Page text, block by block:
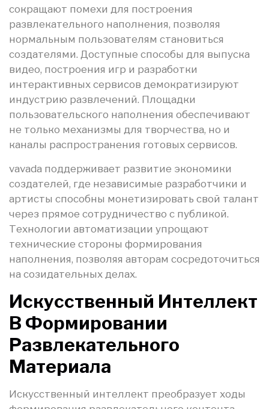
сокращают помехи для построения
развлекательного наполнения, позволяя
нормальным пользователям становиться
создателями. Доступные способы для выпуска
видео, построения игр и разработки
интерактивных сервисов демократизируют
индустрию развлечений. Площадки
пользовательского наполнения обеспечивают
не только механизмы для творчества, но и
каналы распространения готовых сервисов.
vavada поддерживает развитие экономики
создателей, где независимые разработчики и
артисты способны монетизировать свой талант
через прямое сотрудничество с публикой.
Технологии автоматизации упрощают
технические стороны формирования
наполнения, позволяя авторам сосредоточиться
на созидательных делах.
Искусственный Интеллект
В Формировании
Развлекательного
Материала
Искусственный интеллект преобразует ходы